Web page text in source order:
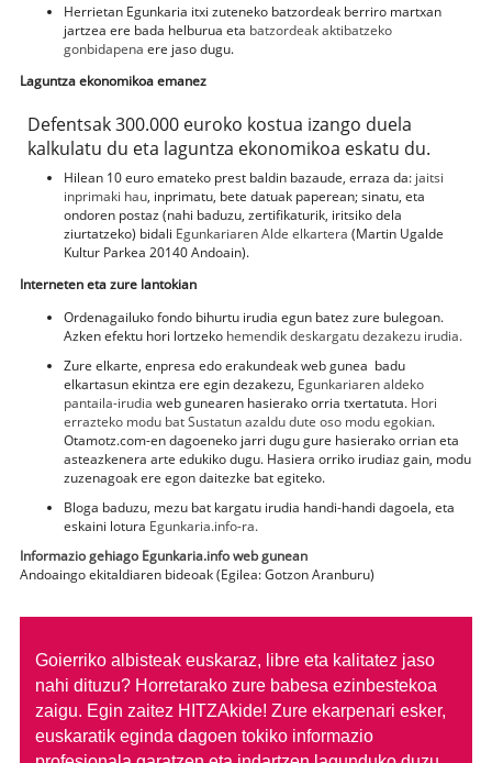
Herrietan Egunkaria itxi zuteneko batzordeak berriro martxan
jartzea ere bada helburua eta batzordeak aktibatzeko
gonbidapena ere jaso dugu.
Laguntza ekonomikoa emanez
Defentsak 300.000 euroko kostua izango duela
kalkulatu du eta laguntza ekonomikoa eskatu du.
Hilean 10 euro emateko prest baldin bazaude, erraza da: jaitsi
inprimaki hau, inprimatu, bete datuak paperean; sinatu, eta
ondoren postaz (nahi baduzu, zertifikaturik, iritsiko dela
ziurtatzeko) bidali Egunkariaren Alde elkartera (Martin Ugalde
Kultur Parkea 20140 Andoain).
Interneten eta zure lantokian
Ordenagailuko fondo bihurtu irudia egun batez zure bulegoan.
Azken efektu hori lortzeko hemendik deskargatu dezakezu irudia.
Zure elkarte, enpresa edo erakundeak web gunea badu
elkartasun ekintza ere egin dezakezu, Egunkariaren aldeko
pantaila-irudia web gunearen hasierako orria txertatuta. Hori
errazteko modu bat Sustatun azaldu dute oso modu egokian.
Otamotz.com-en dagoeneko jarri dugu gure hasierako orrian eta
asteazkenera arte edukiko dugu. Hasiera orriko irudiaz gain, modu
zuzenagoak ere egon daitezke bat egiteko.
Bloga baduzu, mezu bat kargatu irudia handi-handi dagoela, eta
eskaini lotura Egunkaria.info-ra.
Informazio gehiago Egunkaria.info web gunean
Andoaingo ekitaldiaren bideoak (Egilea: Gotzon Aranburu)
Goierriko albisteak euskaraz, libre eta kalitatez jaso
nahi dituzu? Horretarako zure babesa ezinbestekoa
zaigu. Egin zaitez HITZAkide! Zure ekarpenari esker,
euskaratik eginda dagoen tokiko informazio